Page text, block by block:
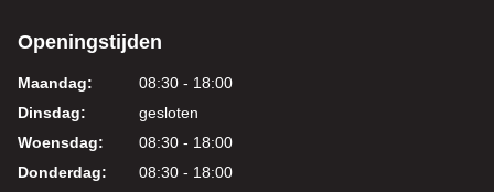
Openingstijden
Maandag:
08:30 - 18:00
Dinsdag:
gesloten
Woensdag:
08:30 - 18:00
Donderdag:
08:30 - 18:00